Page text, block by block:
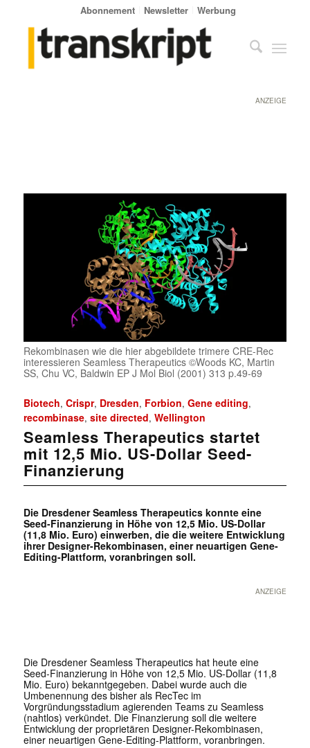
Abonnement Newsletter Werbung
ANZEIGE
Rekombinasen wie die hier abgebildete trimere CRE-Rec
interessieren Seamless Therapeutics ©Woods KC, Martin
SS, Chu VC, Baldwin EP J Mol Biol (2001) 313 p.49-69
Biotech, Crispr, Dresden, Forbion, Gene editing,
recombinase, site directed, Wellington
Seamless Therapeutics startet
mit 12,5 Mio. US-Dollar Seed-
Finanzierung
Die Dresdener Seamless Therapeutics konnte eine
Seed-Finanzierung in Höhe von 12,5 Mio. US-Dollar
(11,8 Mio. Euro) einwerben, die die weitere Entwicklung
ihrer Designer-Rekombinasen, einer neuartigen Gene-
Editing-Plattform, voranbringen soll.
ANZEIGE
Die Dresdener Seamless Therapeutics hat heute eine
Seed-Finanzierung in Höhe von 12,5 Mio. US-Dollar (11,8
Mio. Euro) bekanntgegeben. Dabei wurde auch die
Umbenennung des bisher als RecTec im
Vorgründungsstadium agierenden Teams zu Seamless
(nahtlos) verkündet. Die Finanzierung soll die weitere
Entwicklung der proprietären Designer-Rekombinasen,
einer neuartigen Gene-Editing-Plattform, voranbringen.